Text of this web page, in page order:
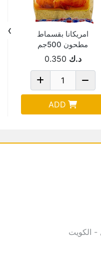
امريكانا بقسماط
مطحون 500جم
د.ك 0.350
ADD
›
- الكويت